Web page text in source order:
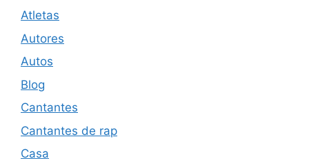
Atletas
Autores
Autos
Blog
Cantantes
Cantantes de rap
Casa